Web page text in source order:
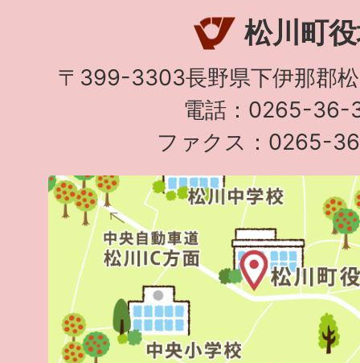
松川町
〒399-3303長野県下伊那郡
電話：0265-36-
ファクス：0265-